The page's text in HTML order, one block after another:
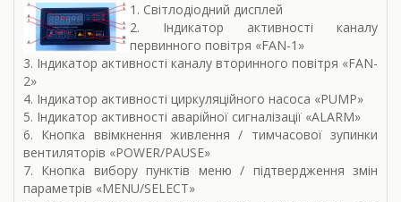
1. Світлодіодний дисплей
2. Індикатор активності каналу
первинного повітря «FAN-1»
3. Індикатор активності каналу вторинного повітря «FAN-
2»
4. Індикатор активності циркуляційного насоса «PUMP»
5. Індикатор активності аварійної сигналізації «ALARM»
6. Кнопка ввімкнення живлення / тимчасової зупинки
вентиляторів «POWER/PAUSE»
7. Кнопка вибору пунктів меню / підтвердження змін
параметрів «MENU/SELECT»